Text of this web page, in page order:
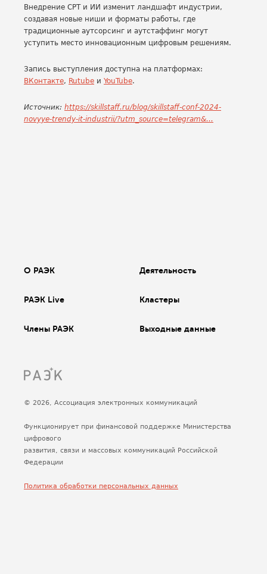
Внедрение СРТ и ИИ изменит ландшафт индустрии,
создавая новые ниши и форматы работы, где
традиционные аутсорсинг и аутстаффинг могут
уступить место инновационным цифровым решениям.
Запись выступления доступна на платформах:
ВКонтакте, Rutube и YouTube.
Источник: https://skillstaff.ru/blog/skillstaff-conf-2024-
novyye-trendy-it-industrii/?utm_source=telegram&...
О РАЭК Деятельность
РАЭК Live Кластеры
Члены РАЭК Выходные данные
© 2026, Ассоциация электронных коммуникаций
Функционирует при финансовой поддержке Министерства
цифрового
развития, связи и массовых коммуникаций Российской
Федерации
Политика обработки персональных данных